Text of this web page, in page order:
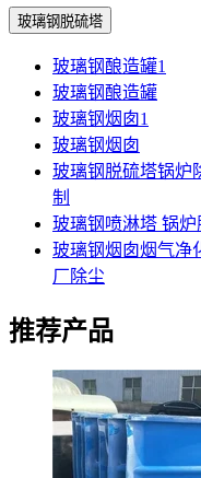
玻璃钢脱硫塔
玻璃钢酿造罐1
玻璃钢酿造罐
玻璃钢烟囱1
玻璃钢烟囱
玻璃钢脱硫塔锅炉
制
玻璃钢喷淋塔 锅
玻璃钢烟囱烟气净
厂除尘
推荐产品